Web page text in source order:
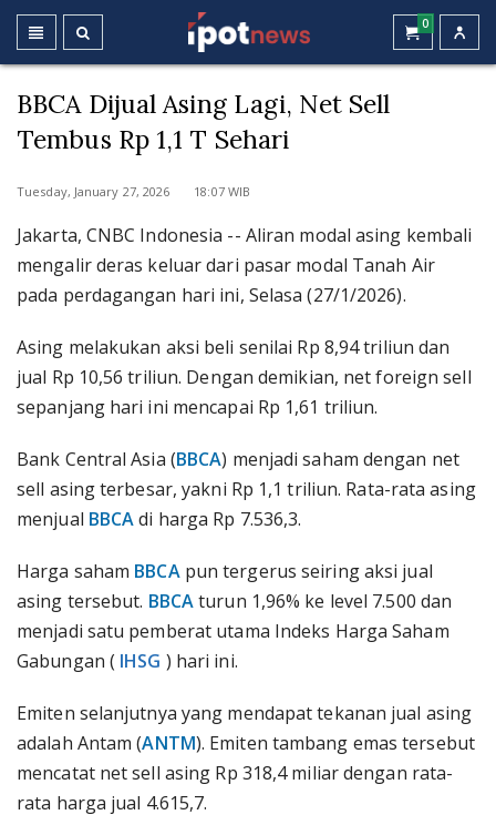
0
BBCA Dijual Asing Lagi, Net Sell
Tembus Rp 1,1 T Sehari
Tuesday, January 27, 2026 18:07 WIB
Jakarta, CNBC Indonesia -- Aliran modal asing kembali
mengalir deras keluar dari pasar modal Tanah Air
pada perdagangan hari ini, Selasa (27/1/2026).
Asing melakukan aksi beli senilai Rp 8,94 triliun dan
jual Rp 10,56 triliun. Dengan demikian, net foreign sell
sepanjang hari ini mencapai Rp 1,61 triliun.
Bank Central Asia (BBCA) menjadi saham dengan net
sell asing terbesar, yakni Rp 1,1 triliun. Rata-rata asing
menjual BBCAdi harga Rp 7.536,3.
Harga saham BBCApun tergerus seiring aksi jual
asing tersebut. BBCAturun 1,96% ke level 7.500 dan
menjadi satu pemberat utama Indeks Harga Saham
Gabungan ( IHSG ) hari ini.
Emiten selanjutnya yang mendapat tekanan jual asing
adalah Antam (ANTM). Emiten tambang emas tersebut
mencatat net sell asing Rp 318,4 miliar dengan rata-
rata harga jual 4.615,7.